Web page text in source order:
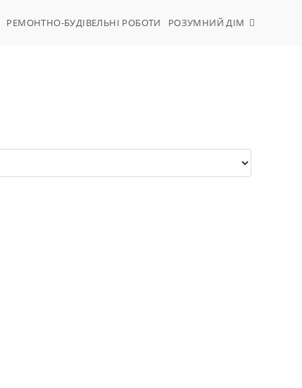
РЕМОНТНО-БУДІВЕЛЬНІ РОБОТИ РОЗУМНИЙ ДІМ